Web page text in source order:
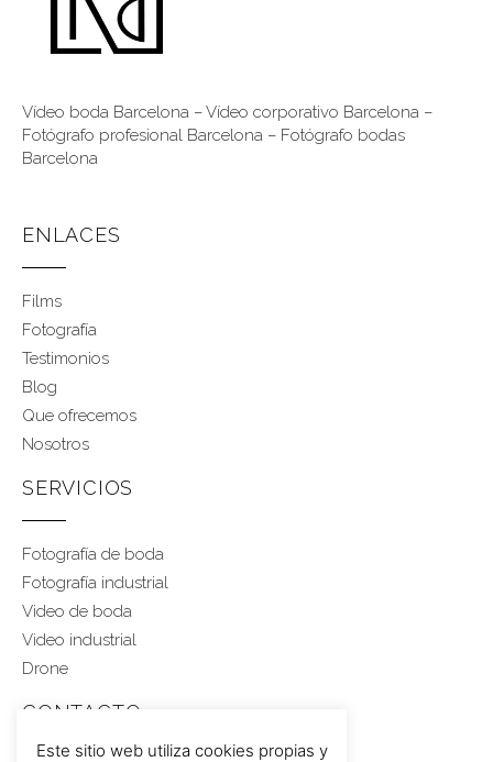
Vídeo boda Barcelona –Vídeo corporativo Barcelona –
Fotógrafo profesional Barcelona – Fotógrafo bodas
Barcelona
ENLACES
Films
Fotografía
Testimonios
Blog
Que ofrecemos
Nosotros
SERVICIOS
Fotografía de boda
Fotografía industrial
Video de boda
Video industrial
Drone
CONTACTO
Este sitio web utiliza cookies propias y